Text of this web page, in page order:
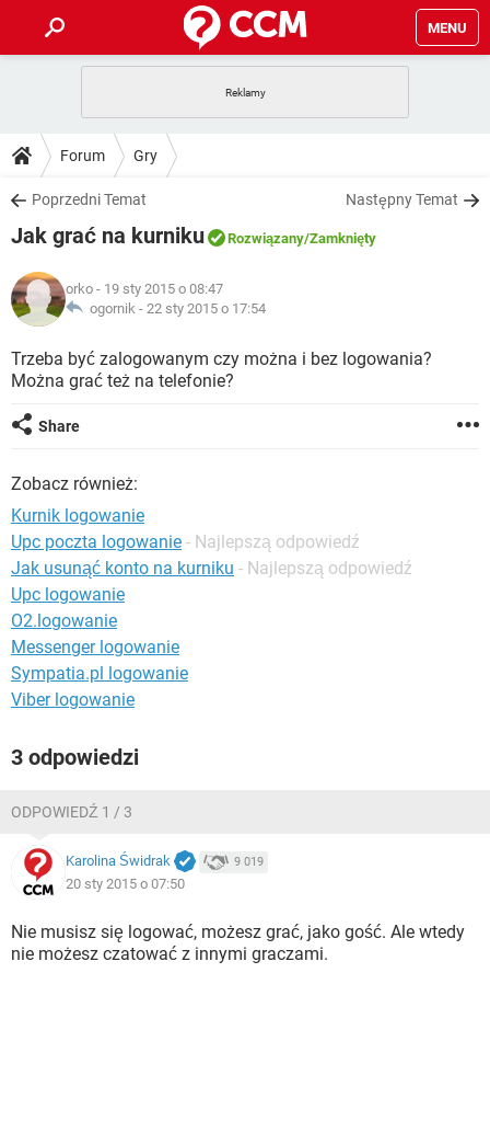
MENU
GRY
SPOTIFY
INSTAGRAM FACEBOOK
WINDOWS 10
PORADY
PlayStation
INSTAGRAM
WINDOWS 10
DO POBRANIA
ANDROID TIKTOK
GRY
IOS NETFLIX
INSTAGRAM FACEBOOK
WINDOWS 10
FORUM
COVID-19
GRY
SPOTIFY NETFLIX
ARTYKUŁY
COVID-19 TIKTOK
GRY
SPOTIFY
Forum Gry
Poprzedni Temat Następny Temat
Jak grać na kurniku Rozwiązany/Zamknięty
orko - 19 sty 2015 o 08:47
ogornik - 22 sty 2015 o 17:54
Trzeba być zalogowanym czy można i bez logowania?
Można grać też na telefonie?
Share
Zobacz również:
Kurnik logowanie
Upc poczta logowanie - Najlepszą odpowiedź
Jak usunąć konto na kurniku - Najlepszą odpowiedź
Upc logowanie
O2.logowanie
Messenger logowanie
Sympatia.pl logowanie
Viber logowanie
3 odpowiedzi
ODPOWIEDŹ 1 / 3
Karolina Świdrak 9 019
20 sty 2015 o 07:50
Nie musisz się logować, możesz grać, jako gość. Ale wtedy
nie możesz czatować z innymi graczami.